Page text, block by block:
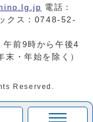
電話：
クス：0748-52-
前9時から午後4
・年始を除く）
Reserved.